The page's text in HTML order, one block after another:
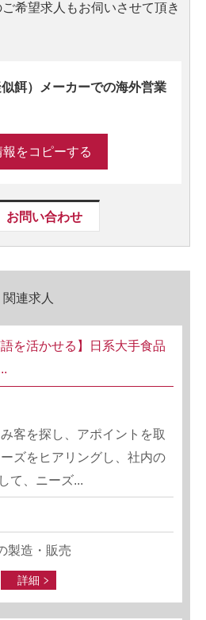
希望求人もお伺いさせて頂き
餌）メーカーでの海外営業
をコピーする
お問い合わせ
関連求人
を活かせる】日系大手食品
客を探し、アポイントを取
ズをヒアリングし、社内の
て、ニーズ...
製造・販売
詳細